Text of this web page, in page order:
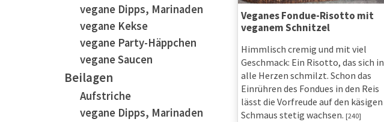
vegane Dipps, Marinaden
vegane Kekse
vegane Party-Häppchen
vegane Saucen
Beilagen
Aufstriche
vegane Dipps, Marinaden
Veganes Fondue-Risotto mit
veganem Schnitzel
Himmlisch cremig und mit viel
Geschmack: Ein Risotto, das sich in
alle Herzen schmilzt. Schon das
Einrühren des Fondues in den Reis
lässt die Vorfreude auf den käsigen
Schmaus stetig wachsen. [240]